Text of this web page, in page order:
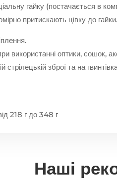
гайку (постачається в
притискають цівку до гайки.
використанні оптики, сошок,
стрілецькій зброї та на
218 г до 348 г
Наші